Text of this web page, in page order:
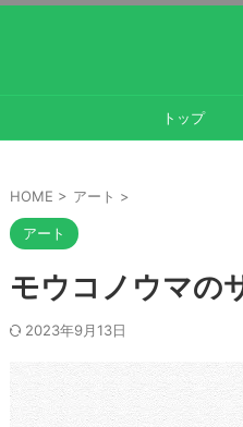
トップ
HOME > アート >
アート
モウコノウマの
2023年9月13日